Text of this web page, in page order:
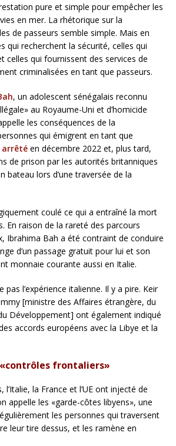
pure et simple pour empêcher les
en mer. La rhétorique sur la
de passeurs semble simple. Mais en
qui recherchent la sécurité, celles qui
celles qui fournissent des services de
criminalisées en tant que passeurs.
, un adolescent sénégalais reconnu
au Royaume-Uni et d’homicide
les conséquences de la
qui émigrent en tant que
arrêté en décembre 2022 et, plus tard,
de prison par les autorités britanniques
bateau lors d’une traversée de la
coulé ce qui a entraîné la mort
En raison de la rareté des parcours
Ibrahima Bah a été contraint de conduire
d’un passage gratuit pour lui et son
monnaie courante aussi en Italie.
pas l’expérience italienne. Il y a pire. Keir
[ministre des Affaires étrangère, du
Développement] ont également indiqué
accords européens avec la Libye et la
frontaliers»
l’Italie, la France et l’UE ont injecté de
appelle les «garde-côtes libyens», une
les personnes qui traversent
leur tire dessus, et les ramène en